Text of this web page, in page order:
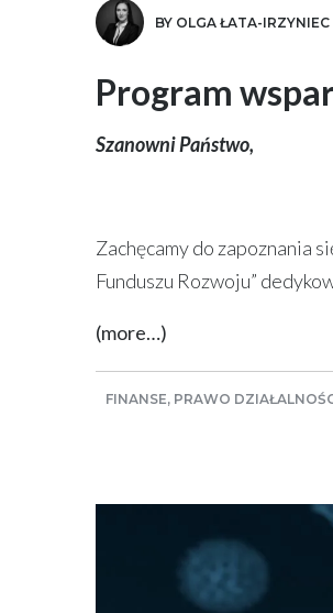
BY OLGA ŁATA-IRZYNIEC
Program
Szanowni Państwo,
Zachęcamy do zapoznania
Funduszu Rozwoju”
(more…)
FINANSE, PRAWO